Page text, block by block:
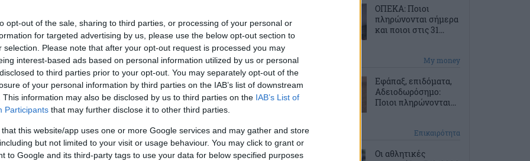
opt-out of the sale, sharing to third parties, or processing of your personal or
for targeted advertising by us, please use the below opt-out section to
selection. Please note that after your opt-out request is processed you may
interest-based ads based on personal information utilized by us or personal
to third parties prior to your opt-out. You may separately opt-out of the
of your personal information by third parties on the IAB’s list of downstream
This information may also be disclosed by us to third parties on the IAB’s List of
Participants that may further disclose it to other third parties.
that this website/app uses one or more Google services and may gather and store
but not limited to your visit or usage behaviour. You may click to grant or
to Google and its third-party tags to use your data for below specified purposes
ο Κώδικας Τοπικής Αυτοδιοίκησης
διάσπαρτες διατάξεις που αφορούν κάθε πτυχή
της χώρας.
ΟΠΕΚΑ: Ποιοι
πληρώνονται σήμερα
και ποιοι στις 31...
My money
Εφάπαξ, επιδόματα,
Αδειοδωρόσημο:
Ποιοι πληρώνονται...
2 ώρες πριν Επικαιρότητα
Οι αθλητικές